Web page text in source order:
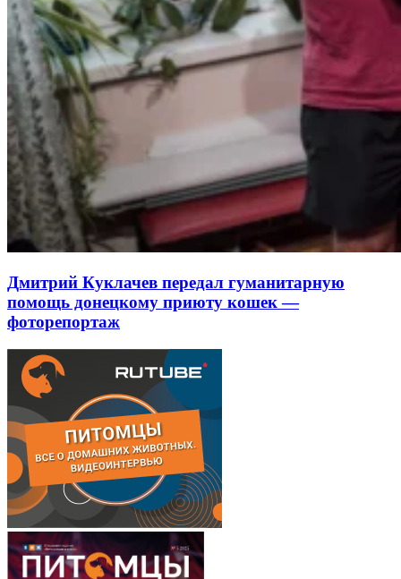
Дмитрий Куклачев передал гуманитарную
помощь донецкому приюту кошек —
фоторепортаж